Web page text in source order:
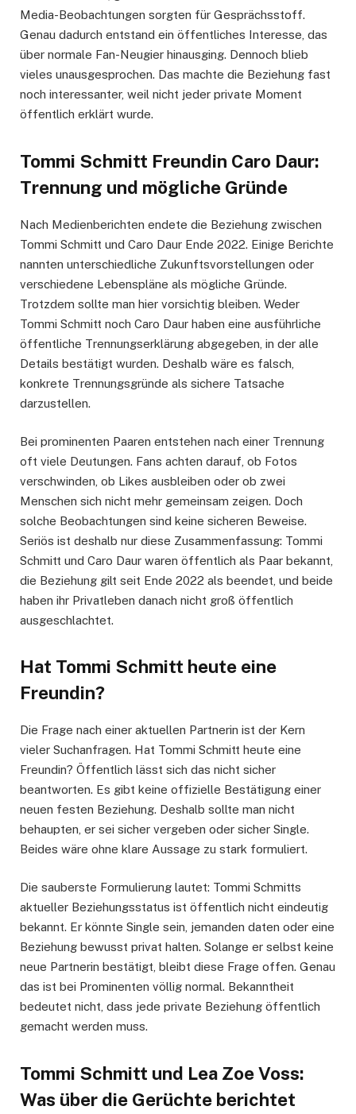
Media-Beobachtungen sorgten für Gesprächsstoff.
Genau dadurch entstand ein öffentliches Interesse, das
über normale Fan-Neugier hinausging. Dennoch blieb
vieles unausgesprochen. Das machte die Beziehung fast
noch interessanter, weil nicht jeder private Moment
öffentlich erklärt wurde.
Tommi Schmitt Freundin Caro Daur:
Trennung und mögliche Gründe
Nach Medienberichten endete die Beziehung zwischen
Tommi Schmitt und Caro Daur Ende 2022. Einige Berichte
nannten unterschiedliche Zukunftsvorstellungen oder
verschiedene Lebenspläne als mögliche Gründe.
Trotzdem sollte man hier vorsichtig bleiben. Weder
Tommi Schmitt noch Caro Daur haben eine ausführliche
öffentliche Trennungserklärung abgegeben, in der alle
Details bestätigt wurden. Deshalb wäre es falsch,
konkrete Trennungsgründe als sichere Tatsache
darzustellen.
Bei prominenten Paaren entstehen nach einer Trennung
oft viele Deutungen. Fans achten darauf, ob Fotos
verschwinden, ob Likes ausbleiben oder ob zwei
Menschen sich nicht mehr gemeinsam zeigen. Doch
solche Beobachtungen sind keine sicheren Beweise.
Seriös ist deshalb nur diese Zusammenfassung: Tommi
Schmitt und Caro Daur waren öffentlich als Paar bekannt,
die Beziehung gilt seit Ende 2022 als beendet, und beide
haben ihr Privatleben danach nicht groß öffentlich
ausgeschlachtet.
Hat Tommi Schmitt heute eine
Freundin?
Die Frage nach einer aktuellen Partnerin ist der Kern
vieler Suchanfragen. Hat Tommi Schmitt heute eine
Freundin? Öffentlich lässt sich das nicht sicher
beantworten. Es gibt keine offizielle Bestätigung einer
neuen festen Beziehung. Deshalb sollte man nicht
behaupten, er sei sicher vergeben oder sicher Single.
Beides wäre ohne klare Aussage zu stark formuliert.
Die sauberste Formulierung lautet: Tommi Schmitts
aktueller Beziehungsstatus ist öffentlich nicht eindeutig
bekannt. Er könnte Single sein, jemanden daten oder eine
Beziehung bewusst privat halten. Solange er selbst keine
neue Partnerin bestätigt, bleibt diese Frage offen. Genau
das ist bei Prominenten völlig normal. Bekanntheit
bedeutet nicht, dass jede private Beziehung öffentlich
gemacht werden muss.
Tommi Schmitt und Lea Zoe Voss:
Was über die Gerüchte berichtet